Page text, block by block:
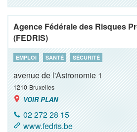
Agence Fédérale des Risques
(FEDRIS)
EMPLOI SANTÉ SÉCURITÉ
avenue de l'Astronomie 1
1210 Bruxelles
VOIR PLAN
02 272 28 15
www.fedris.be